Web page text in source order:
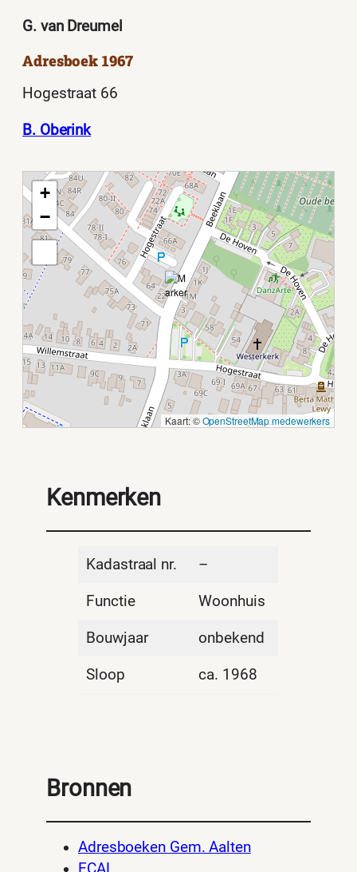
G. van Dreumel
Adresboek 1967
Hogestraat 66
B. Oberink
+
−
Kaart: ©OpenStreetMap medewerkers
Kenmerken
Kadastraal nr. –
Functie Woonhuis
Bouwjaar onbekend
Sloop ca. 1968
Bronnen
Adresboeken Gem. Aalten